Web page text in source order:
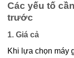
Các yếu tố
trước
1. Giá cả
Khi lựa chọn máy